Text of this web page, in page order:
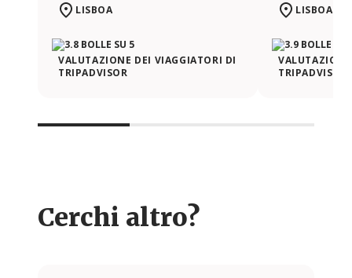
LISBOA
VALUTAZIONE DEI VIAGGIATORI DI
TRIPADVISOR
LISBOA
TRIPADVISOR
Cerchi altro?